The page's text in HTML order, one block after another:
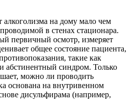
алкоголизма на дому мало чем
в стенах стационара.
первичный осмотр, измеряет
общее состояние пациента,
такие как
абстинентный синдром. Только
можно ли проводить
основана на внутривенном
дисульфирама (например,